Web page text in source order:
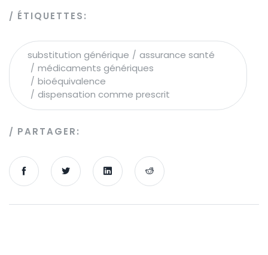
ÉTIQUETTES:
substitution générique
assurance santé
médicaments génériques
bioéquivalence
dispensation comme prescrit
PARTAGER: